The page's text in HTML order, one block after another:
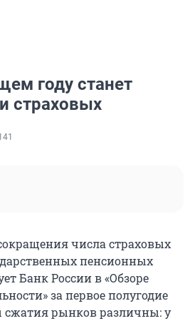
году станет
страховых
числа страховых
пенсионных
Банк России в «Обзоре
за первое полугодие
сжатия рынков различны: у